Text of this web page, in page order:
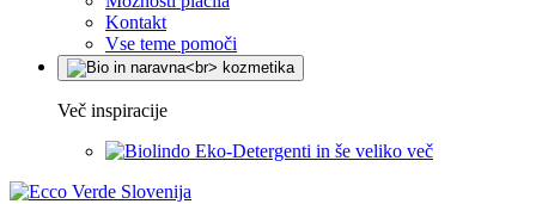
Kontakt
Vse teme pomoči
Več inspiracije
Eko-Detergenti in še veliko več